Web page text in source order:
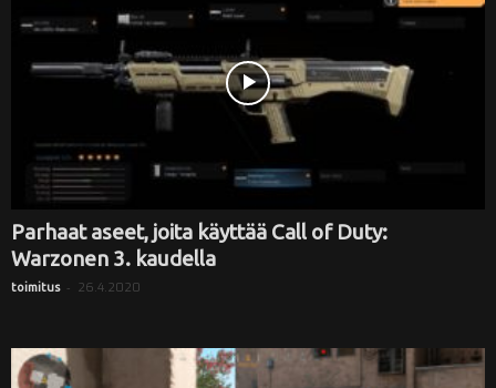
Parhaat aseet, joita käyttää Call of Duty:
Warzonen 3. kaudella
toimitus - 26.4.2020